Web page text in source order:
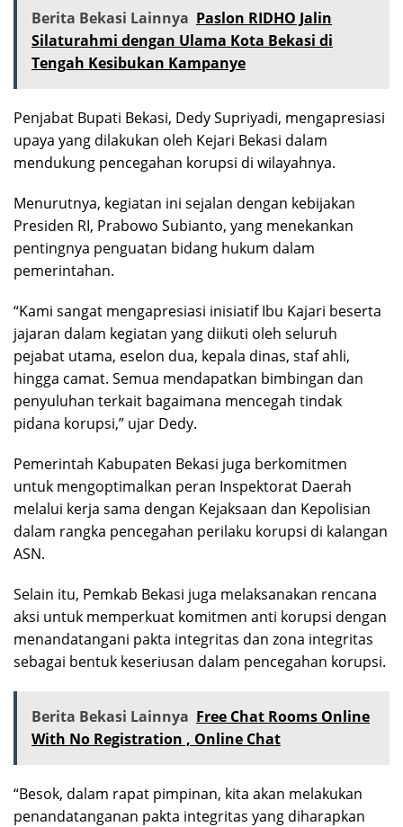
Berita Bekasi Lainnya Paslon RIDHO Jalin
Silaturahmi dengan Ulama Kota Bekasi di
Tengah Kesibukan Kampanye
Penjabat Bupati Bekasi, Dedy Supriyadi, mengapresiasi
upaya yang dilakukan oleh Kejari Bekasi dalam
mendukung pencegahan korupsi di wilayahnya.
Menurutnya, kegiatan ini sejalan dengan kebijakan
Presiden RI, Prabowo Subianto, yang menekankan
pentingnya penguatan bidang hukum dalam
pemerintahan.
“Kami sangat mengapresiasi inisiatif Ibu Kajari beserta
jajaran dalam kegiatan yang diikuti oleh seluruh
pejabat utama, eselon dua, kepala dinas, staf ahli,
hingga camat. Semua mendapatkan bimbingan dan
penyuluhan terkait bagaimana mencegah tindak
pidana korupsi,” ujar Dedy.
Pemerintah Kabupaten Bekasi juga berkomitmen
untuk mengoptimalkan peran Inspektorat Daerah
melalui kerja sama dengan Kejaksaan dan Kepolisian
dalam rangka pencegahan perilaku korupsi di kalangan
ASN.
Selain itu, Pemkab Bekasi juga melaksanakan rencana
aksi untuk memperkuat komitmen anti korupsi dengan
menandatangani pakta integritas dan zona integritas
sebagai bentuk keseriusan dalam pencegahan korupsi.
Berita Bekasi Lainnya Free Chat Rooms Online
With No Registration , Online Chat
“Besok, dalam rapat pimpinan, kita akan melakukan
penandatanganan pakta integritas yang diharapkan